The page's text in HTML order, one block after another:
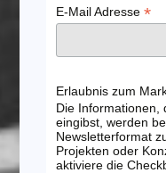
E-Mail Adresse *
Erlaubnis zum
Die Informationen,
eingibst, werden
Newsletterformat
Projekten oder
aktiviere die